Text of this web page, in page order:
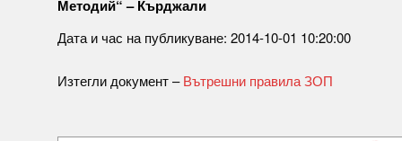
Методий“ – Кърджали
Дата и час на публикуване: 2014-10-01 10:20:00
Изтегли документ –Вътрешни правила ЗОП